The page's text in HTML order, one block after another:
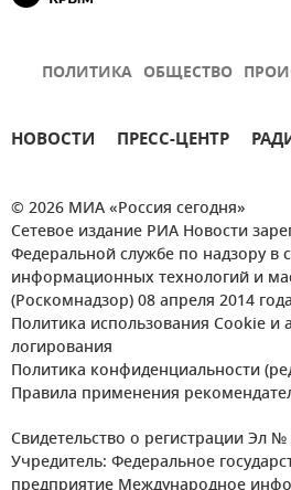
ПОЛИТИКА ОБЩЕСТВО
НОВОСТИ ПРЕСС-ЦЕНТР
© 2026 МИА «Россия сегодня»
Сетевое издание РИА Новости
Федеральной службе по надзору в
информационных технологий и
(Роскомнадзор) 08 апреля 2014
Политика использования Cookie и
логирования
Политика конфиденциальности
Правила применения
Свидетельство о регистрации Эл
Учредитель: Федеральное